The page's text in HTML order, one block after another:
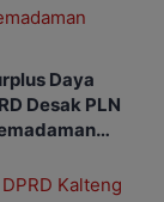
Daya
Desak PLN